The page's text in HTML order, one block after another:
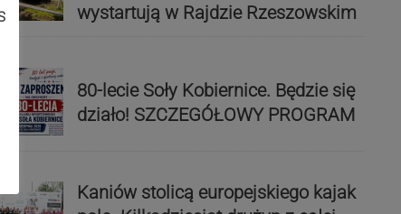
wystartują w Rajdzie Rzeszowskim
80-lecie Soły Kobiernice. Będzie się
działo! SZCZEGÓŁOWY PROGRAM
Kaniów stolicą europejskiego kajak